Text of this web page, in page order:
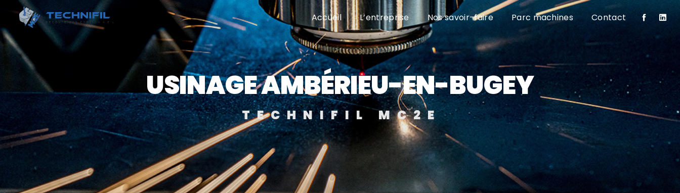
Accueil L’entreprise Nos savoir-faire Parc machines Contact
USINAGE AMBÉRIEU-EN-BUGEY
TECHNIFIL MC2E
Panneau de gestion des cookies